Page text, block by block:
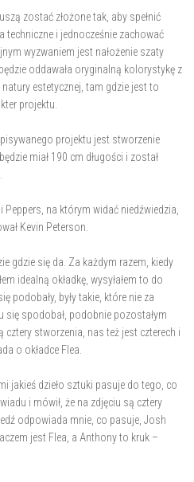
zostać złożone tak, aby spełnić
i jednocześnie zachować
wyzwaniem jest nałożenie szaty
oddawała oryginalną kolorystykę z
estetycznej, tam gdzie jest to
projektu.
projektu jest stworzenie
miał 190 cm długości i został
na którym widać niedźwiedzia,
Kevin Peterson.
gdzie się da. Za każdym razem, kiedy
idealną okładkę, wysyłałem to do
podobały, były takie, które nie za
się spodobał, podobnie pozostałym
stworzenia, nas też jest czterech i
o okładce Flea.
jakieś dzieło sztuki pasuje do tego, co
i mówił, że na zdjęciu są cztery
odpowiada mnie, co pasuje, Josh
jest Flea, a Anthony to kruk –